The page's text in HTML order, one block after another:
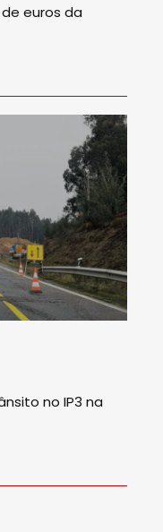
euros da
no IP3 na